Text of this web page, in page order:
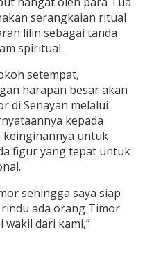
serangkaian ritual
lilin sebagai tanda
spiritual.
setempat,
harapan besar akan
di Senayan melalui
kepada
keinginannya untuk
figur yang tepat untuk
sehingga saya siap
ada orang Timor
wakil dari kami,”